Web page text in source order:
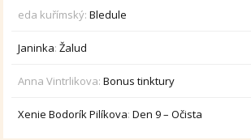
eda kuřímský:Bledule
Janinka:Žalud
Anna Vintrlikova:Bonus tinktury
Xenie Bodorík Pilíkova:Den 9 – Očista